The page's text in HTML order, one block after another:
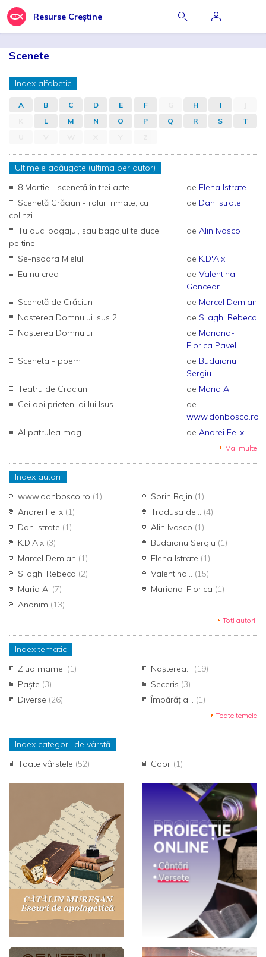
Resurse Creștine
Scenete
Index alfabetic
A B C D E F H I
L M N O P Q R S
T
Ultimele adăugate (ultima per autor)
8 Martie - scenetă în trei acte
de Elena Istrate
Scenetă Crăciun - roluri rimate, cu
colinzi
de Dan Istrate
Tu duci bagajul, sau bagajul te duce
pe tine
de Alin Ivasco
Se-nsoara Mielul de K.D'Aix
Eu nu cred
de Valentina
Goncear
Scenetă de Crăciun
de Marcel Demian
Nasterea Domnului Isus 2
de Silaghi Rebeca
Nașterea Domnului
de Mariana-
Florica Pavel
Sceneta - poem
de Budaianu
Sergiu
Teatru de Craciun
de Maria A.
Cei doi prieteni ai lui Isus
de
www.donbosco.ro
Al patrulea mag
de Andrei Felix
Mai multe
Index autori
www.donbosco.ro (1) Sorin Bojin (1)
Andrei Felix (1) Tradusa de... (4)
Dan Istrate (1) Alin Ivasco (1)
K.D'Aix (3) Budaianu Sergiu (1)
Marcel Demian (1) Elena Istrate (1)
Silaghi Rebeca (2) Valentina... (15)
Maria A. (7) Mariana-Florica (1)
Anonim (13)
Toți autorii
Index tematic
Ziua mamei (1) Nașterea... (19)
Paște (3) Seceris (3)
Diverse (26) Împărăția... (1)
Toate temele
Index categorii de vârstă
Toate vârstele (52) Copii (1)